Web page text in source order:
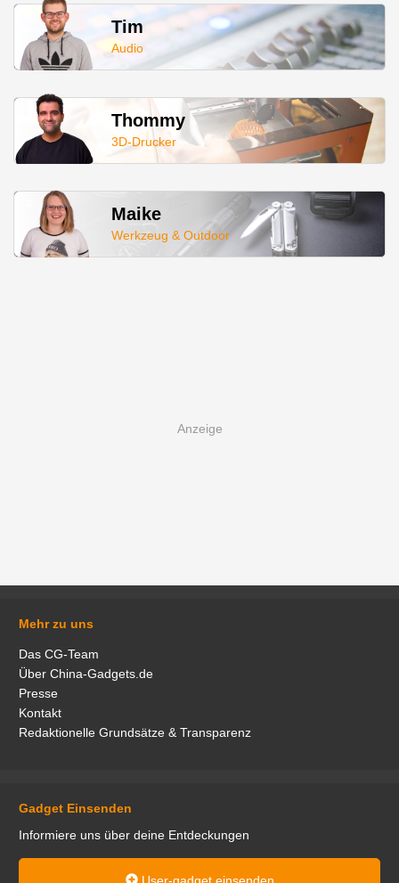
Tim
Audio
Thommy
3D-Drucker
Maike
Werkzeug & Outdoor
Mehr zu uns
Das CG-Team
Über China-Gadgets.de
Presse
Kontakt
Redaktionelle Grundsätze & Transparenz
Gadget Einsenden
Informiere uns über deine Entdeckungen